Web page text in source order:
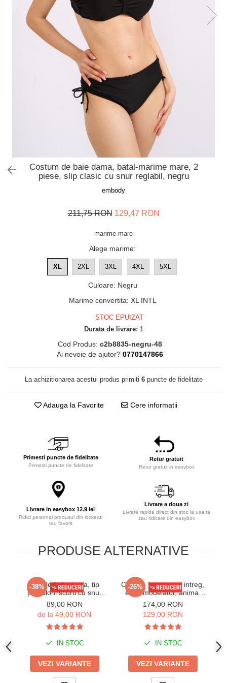
Rochii de plaja
Sort baie barbati
Pijamale copii
Pijamale bebelusi
Pijamale salopeta copii
Pijamale cocolino copii
Pijamale bumbac copii
Pijamale cocolino cuplu
Costum de baie dama, batal-marime mare, 2
piese, slip clasic cu snur reglabil, negru
embody
211,75 RON 129,47 RON
marime mare
Alege marime:
XL 2XL 3XL 4XL 5XL
Culoare: Negru
Marime convertita: XL INTL
STOC EPUIZAT
Durata de livrare: 1
Cod Produs: c2b8835-negru-48
Ai nevoie de ajutor? 0770147866
La achizitionarea acestui produs primiti 6puncte de fidelitate
Adauga la Favorite Cere informatii
Primesti puncte de fidelitate
Primesti puncte de fidelitate
Retur gratuit
Retur gratuit in easybox
Livrare in easybox 12.9 lei
Ridici personal produsul din lockerul
tau favorit
Livrare a doua zi
Livrare rapida direct din stoc la usa ta
sau ridicare din easybox
PRODUSE ALTERNATIVE
-38%
Slip de baie dama, tip
pantaloni scurti cu snur
reglabil, negru 2296d
89,00 RON
de la 49,00 RON
IN STOC
VEZI VARIANTE
-26%
Costum baie dama intreg,
efect modelator, animal
print Naya
174,00 RON
129,00 RON
IN STOC
VEZI VARIANTE